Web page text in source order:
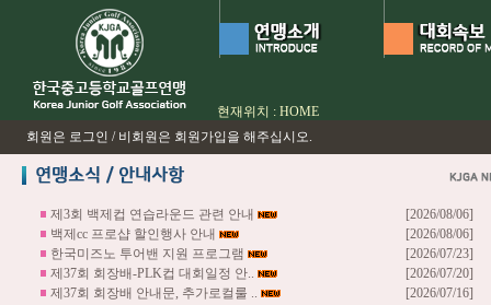
회원은 로그인 / 비회원은 회원가입을 해주십시오.
현재위치 : HOME